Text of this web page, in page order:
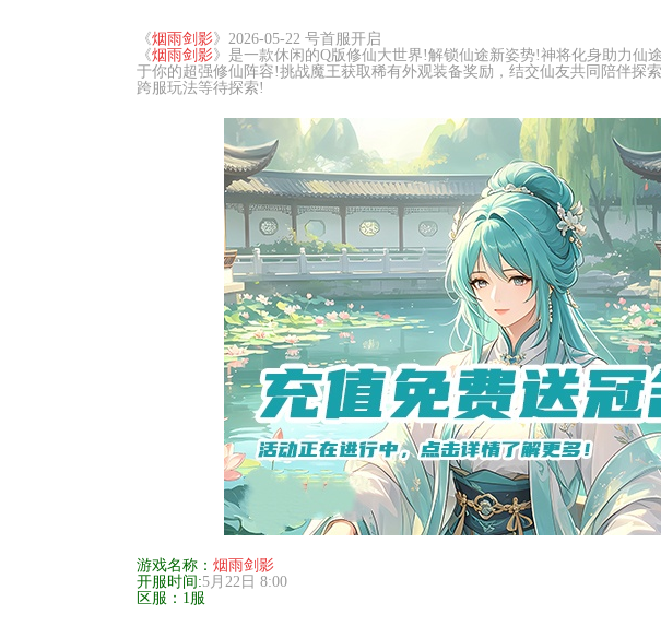
《烟雨剑影》2026-05-22 号首服开启
《烟雨剑影》是一款休闲的Q版修仙大世界!解锁仙途新姿势!神将化身助力仙
于你的超强修仙阵容!挑战魔王获取稀有外观装备奖励，结交仙友共同陪伴探
跨服玩法等待探索!
游戏名称： 烟雨剑影
开服时间:5月22日 8:00
区服：1服